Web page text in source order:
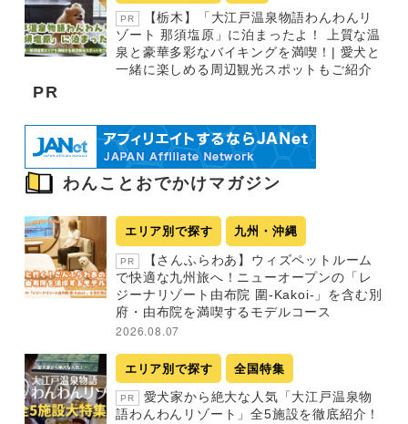
PR
【栃木】「大江戸温泉物語わんわんリ
ゾート 那須塩原」に泊まったよ！ 上質な温
泉と豪華多彩なバイキングを満喫！| 愛犬と
一緒に楽しめる周辺観光スポットもご紹介
PR
わんことおでかけマガジン
エリア別で探す 九州・沖縄
PR
【さんふらわあ】ウィズペットルーム
で快適な九州旅へ！ニューオープンの「レ
ジーナリゾート由布院 圍-Kakoi-」を含む別
府・由布院を満喫するモデルコース
2026.08.07
エリア別で探す 全国特集
PR
愛犬家から絶大な人気「大江戸温泉物
語わんわんリゾート」全5施設を徹底紹介！